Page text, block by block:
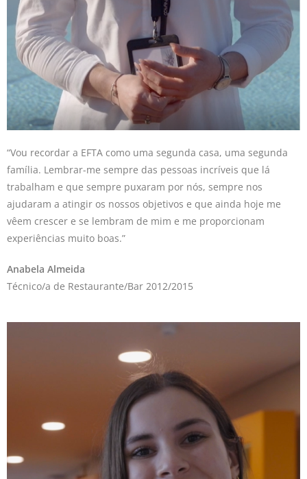
“Vou recordar a EFTA como uma segunda casa, uma segunda
família. Lembrar-me sempre das pessoas incríveis que lá
trabalham e que sempre puxaram por nós, sempre nos
ajudaram a atingir os nossos objetivos e que ainda hoje me
vêem crescer e se lembram de mim e me proporcionam
experiências muito boas.”
Anabela Almeida
Técnico/a de Restaurante/Bar 2012/2015